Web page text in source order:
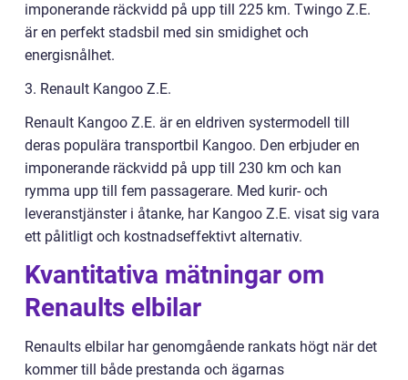
imponerande räckvidd på upp till 225 km. Twingo Z.E.
är en perfekt stadsbil med sin smidighet och
energisnålhet.
3. Renault Kangoo Z.E.
Renault Kangoo Z.E. är en eldriven systermodell till
deras populära transportbil Kangoo. Den erbjuder en
imponerande räckvidd på upp till 230 km och kan
rymma upp till fem passagerare. Med kurir- och
leveranstjänster i åtanke, har Kangoo Z.E. visat sig vara
ett pålitligt och kostnadseffektivt alternativ.
Kvantitativa mätningar om
Renaults elbilar
Renaults elbilar har genomgående rankats högt när det
kommer till både prestanda och ägarnas